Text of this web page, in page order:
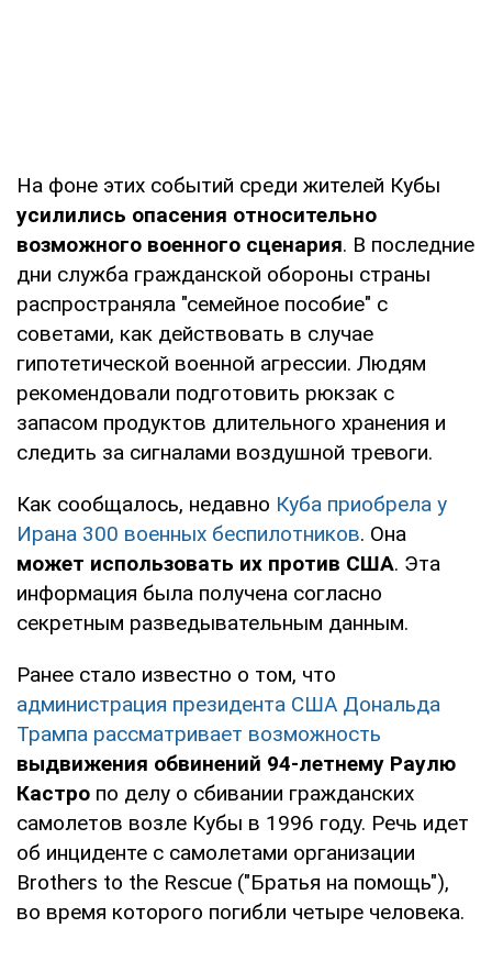
На фоне этих событий среди жителей Кубы
усилились опасения относительно
возможного военного сценария. В последние
дни служба гражданской обороны страны
распространяла "семейное пособие" с
советами, как действовать в случае
гипотетической военной агрессии. Людям
рекомендовали подготовить рюкзак с
запасом продуктов длительного хранения и
следить за сигналами воздушной тревоги.
Как сообщалось, недавно Куба приобрела у
Ирана 300 военных беспилотников. Она
может использовать их против США. Эта
информация была получена согласно
секретным разведывательным данным.
Ранее стало известно о том, что
администрация президента США Дональда
Трампа рассматривает возможность
выдвижения обвинений 94-летнему Раулю
Кастро по делу о сбивании гражданских
самолетов возле Кубы в 1996 году. Речь идет
об инциденте с самолетами организации
Brothers to the Rescue ("Братья на помощь"),
во время которого погибли четыре человека.